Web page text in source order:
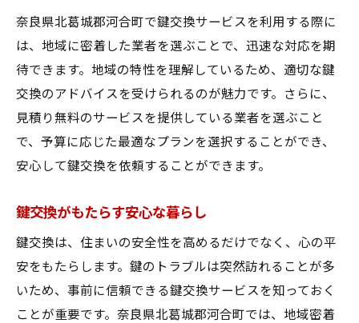
奈良県北葛城郡河合町で鍵交換サービスを利用する際に
は、地域に密着した業者を選ぶことで、迅速な対応を期
待できます。地域の特性を理解しているため、適切な鍵
交換のアドバイスを受けられるのが魅力です。さらに、
見積り無料のサービスを提供している業者を選ぶこと
で、予算に応じた最適なプランを選択することができ、
安心して鍵交換を依頼することができます。
鍵交換がもたらす安心な暮らし
鍵交換は、住まいの安全性を高めるだけでなく、心の平
安をもたらします。鍵のトラブルは突然訪れることが多
いため、事前に信頼できる鍵交換サービスを知っておく
ことが重要です。奈良県北葛城郡河合町では、地域密着